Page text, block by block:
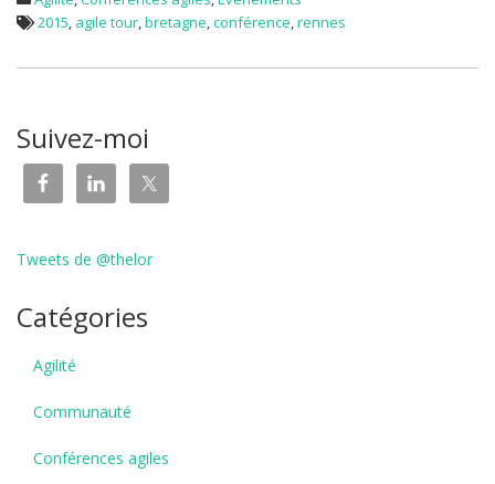
2015, agile tour,bretagne,conférence,rennes
Suivez-moi
Tweets de @thelor
Catégories
Agilité
Communauté
Conférences agiles